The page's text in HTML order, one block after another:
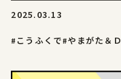
2025.03.13
#こうふくで#やまがた＆Ｄ